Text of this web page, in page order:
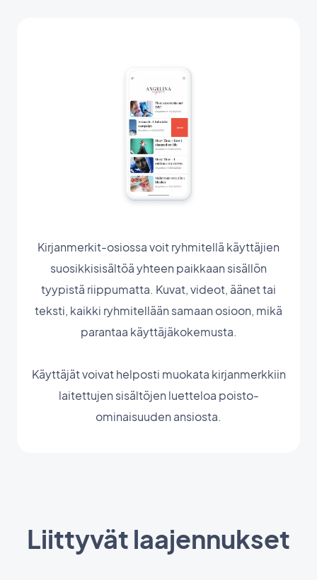
Kirjanmerkit-osiossa voit ryhmitellä käyttäjien
suosikkisisältöä yhteen paikkaan sisällön
tyypistä riippumatta. Kuvat, videot, äänet tai
teksti, kaikki ryhmitellään samaan osioon, mikä
parantaa käyttäjäkokemusta.
Käyttäjät voivat helposti muokata kirjanmerkkiin
laitettujen sisältöjen luetteloa poisto-
ominaisuuden ansiosta.
Liittyvät laajennukset